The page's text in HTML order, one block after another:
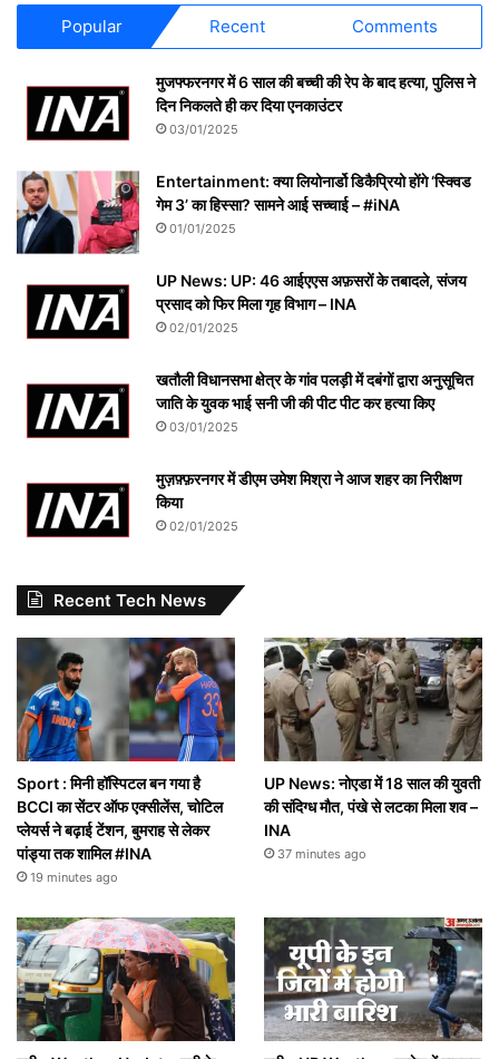
Popular Recent Comments
मुजफ्फरनगर में 6 साल की बच्ची की रेप के बाद हत्या, पुलिस ने
दिन निकलते ही कर दिया एनकाउंटर
03/01/2025
Entertainment: क्या लियोनार्डो डिकैप्रियो होंगे ‘स्क्विड
गेम 3’ का हिस्सा? सामने आई सच्चाई – #iNA
01/01/2025
UP News: UP: 46 आईएएस अफ़सरों के तबादले, संजय
प्रसाद को फिर मिला गृह विभाग – INA
02/01/2025
खतौली विधानसभा क्षेत्र के गांव पलड़ी में दबंगों द्वारा अनुसूचित
जाति के युवक भाई सनी जी की पीट पीट कर हत्या किए
03/01/2025
मुज़फ़्फ़रनगर में डीएम उमेश मिश्रा ने आज शहर का निरीक्षण
किया
02/01/2025
Recent Tech News
Sport : मिनी हॉस्पिटल बन गया है
BCCI का सेंटर ऑफ एक्सीलेंस, चोटिल
प्लेयर्स ने बढ़ाई टेंशन, बुमराह से लेकर
पांड्या तक शामिल #INA
19 minutes ago
UP News: नोएडा में 18 साल की युवती
की संदिग्ध मौत, पंखे से लटका मिला शव –
INA
37 minutes ago